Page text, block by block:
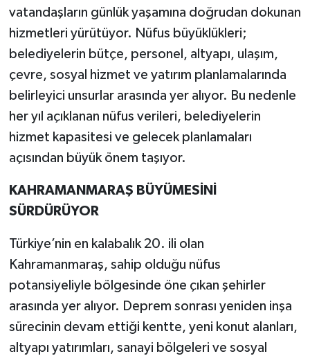
vatandaşların günlük yaşamına doğrudan dokunan
hizmetleri yürütüyor. Nüfus büyüklükleri;
belediyelerin bütçe, personel, altyapı, ulaşım,
çevre, sosyal hizmet ve yatırım planlamalarında
belirleyici unsurlar arasında yer alıyor. Bu nedenle
her yıl açıklanan nüfus verileri, belediyelerin
hizmet kapasitesi ve gelecek planlamaları
açısından büyük önem taşıyor.
KAHRAMANMARAŞ BÜYÜMESİNİ
SÜRDÜRÜYOR
Türkiye’nin en kalabalık 20. ili olan
Kahramanmaraş, sahip olduğu nüfus
potansiyeliyle bölgesinde öne çıkan şehirler
arasında yer alıyor. Deprem sonrası yeniden inşa
sürecinin devam ettiği kentte, yeni konut alanları,
altyapı yatırımları, sanayi bölgeleri ve sosyal